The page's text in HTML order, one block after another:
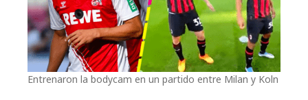
Entrenaron la bodycam en un partido entre Milan y Koln